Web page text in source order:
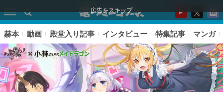
広告をスキップ
赫本 動画 殿堂入り記事 インタビュー 特集記事 マンガ